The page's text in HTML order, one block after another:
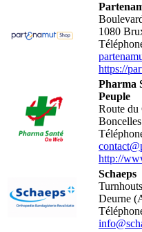
1080
https://
Pharma
Peuple
Route du
Boncelles
http://
Schaeps
Deurne